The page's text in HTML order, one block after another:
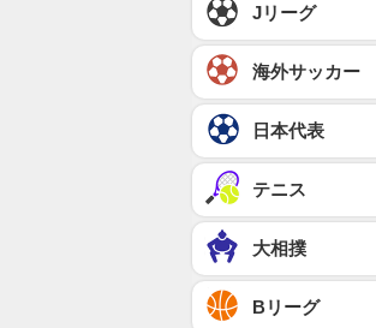
Jリーグ
海外サッカー
日本代表
テニス
大相撲
Bリーグ